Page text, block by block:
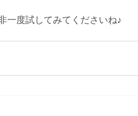
一度試してみてくださいね♪